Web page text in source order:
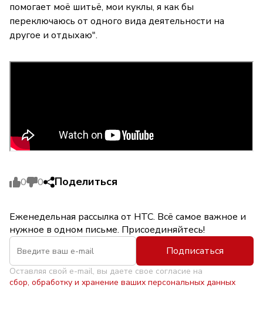
помогает моё шитьё, мои куклы, я как бы
переключаюсь от одного вида деятельности на
другое и отдыхаю".
0 0 Поделиться
Еженедельная рассылка от НТС. Всё самое важное и
нужное в одном письме. Присоединяйтесь!
Подписаться
Оставляя свой e-mail, вы даете свое согласие на
сбор, обработку и хранение ваших персональных данных